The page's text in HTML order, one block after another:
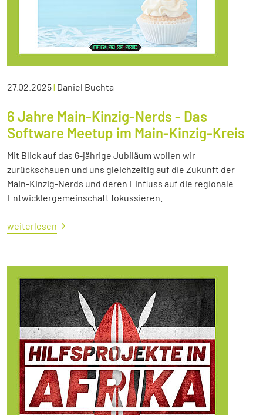
27.02.2025| Daniel Buchta
6 Jahre Main-Kinzig-Nerds - Das
Software Meetup im Main-Kinzig-Kreis
Mit Blick auf das 6-jährige Jubiläum wollen wir
zurückschauen und uns gleichzeitig auf die Zukunft der
Main-Kinzig-Nerds und deren Einfluss auf die regionale
Entwicklergemeinschaft fokussieren.
weiterlesen